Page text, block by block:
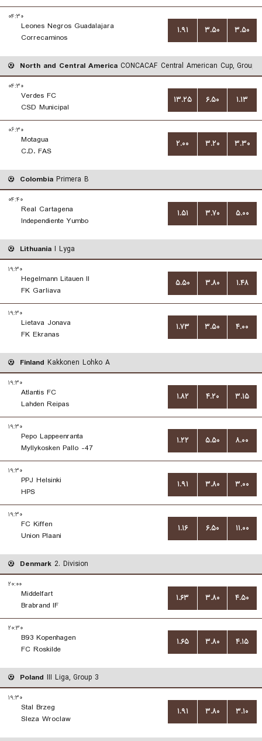
۰۴:۳۰
Leones Negros Guadalajara
Correcaminos
۱.۹۱ ۳.۵۰ ۳.۵۰
North and Central America CONCACAF Central American Cup, Group
۰۴:۳۰
Verdes FC
CSD Municipal
۱۳.۲۵ ۶.۵۰ ۱.۱۳
۰۶:۳۰
Motagua
C.D. FAS
۲.۰۰ ۳.۲۰ ۳.۳۰
Colombia Primera B
۰۴:۴۰
Real Cartagena
Independiente Yumbo
۱.۵۱ ۳.۷۰ ۵.۰۰
Lithuania I Lyga
۱۹:۳۰
Hegelmann Litauen II
FK Garliava
۵.۵۰ ۳.۸۰ ۱.۴۸
۱۹:۳۰
Lietava Jonava
FK Ekranas
۱.۷۳ ۳.۵۰ ۴.۰۰
Finland Kakkonen Lohko A
۱۹:۳۰
Atlantis FC
Lahden Reipas
۱.۸۲ ۴.۲۰ ۳.۱۵
۱۹:۳۰
Pepo Lappeenranta
Myllykosken Pallo -47
۱.۲۲ ۵.۵۰ ۸.۰۰
۱۹:۳۰
PPJ Helsinki
HPS
۱.۹۱ ۳.۸۰ ۳.۰۰
۱۹:۳۰
FC Kiffen
Union Plaani
۱.۱۶ ۶.۵۰ ۱۱.۰۰
Denmark 2. Division
۲۰:۰۰
Middelfart
Brabrand IF
۱.۶۳ ۳.۸۰ ۴.۵۰
۲۰:۳۰
B93 Kopenhagen
FC Roskilde
۱.۶۵ ۳.۸۰ ۴.۱۵
Poland III Liga, Group 3
۱۹:۳۰
Stal Brzeg
Sleza Wroclaw
۱.۹۱ ۳.۸۰ ۳.۱۰